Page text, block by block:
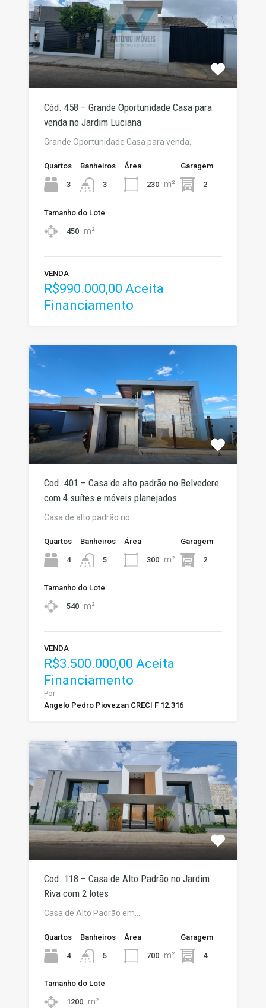
Cód. 458 – Grande Oportunidade Casa para
venda no Jardim Luciana
Grande Oportunidade Casa para venda…
Quartos
3
Banheiros
3
Área
230 m²
Garagem
2
Tamanho do Lote
450 m²
VENDA
R$990.000,00 Aceita
Financiamento
Cod. 401 – Casa de alto padrão no Belvedere
com 4 suítes e móveis planejados
Casa de alto padrão no…
Quartos
4
Banheiros
5
Área
300 m²
Garagem
2
Tamanho do Lote
540 m²
VENDA
R$3.500.000,00 Aceita
Financiamento
Por
Angelo Pedro Piovezan CRECI F 12.316
Cod. 118 – Casa de Alto Padrão no Jardim
Riva com 2 lotes
Casa de Alto Padrão em…
Quartos
4
Banheiros
5
Área
700 m²
Garagem
4
Tamanho do Lote
1200 m²